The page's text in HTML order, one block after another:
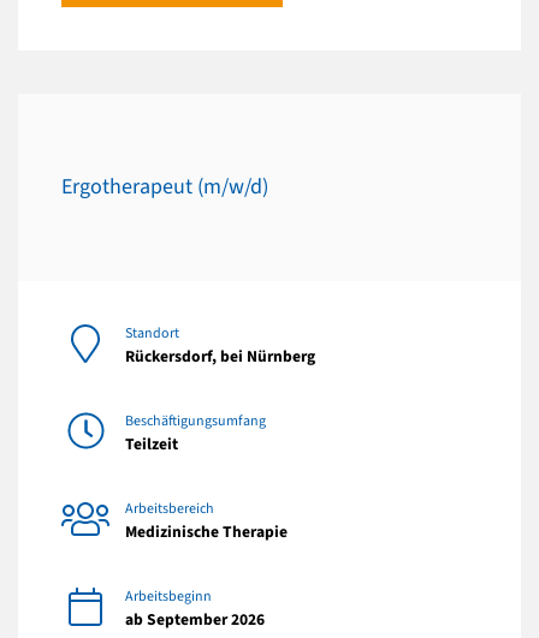
Ergotherapeut (m/w/d)
Standort
Rückersdorf, bei Nürnberg
Beschäftigungsumfang
Teilzeit
Arbeitsbereich
Medizinische Therapie
Arbeitsbeginn
ab September 2026